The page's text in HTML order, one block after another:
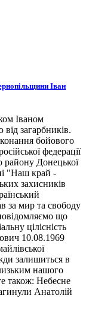
Іван
Іваном
загарбників.
бойового
федерації
району Донецької
"Наш край -
захисників
за мир та свободу
що
цілісність
10.08.1969
залишиться в
нашого
також: Небесне
Анатолій